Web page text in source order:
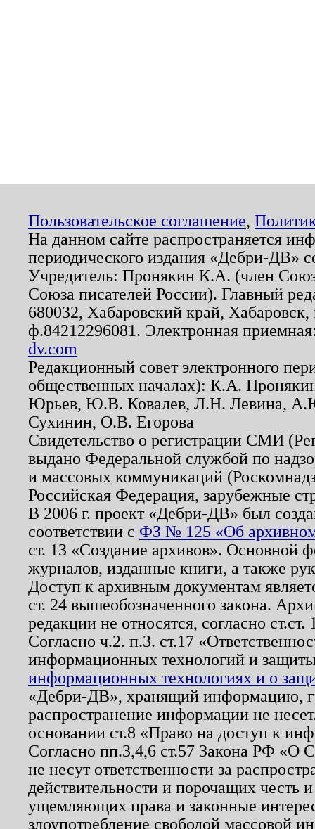
Пользовательское соглашение,
На данном сайте распространяется
периодического издания «Дебри-ДВ»
Учредитель: Пронякин К.А. (член
Союза писателей России). Главный
680032, Хабаровский край,
ф.84212296081. Электронная
dv.com
Редакционный совет электронного
общественных началах): К.А.
Юрьев, Ю.В. Ковалев, Л.Н. Левина,
Сухинин, О.В. Егорова
Свидетельство о регистрации СМИ
выдано Федеральной службой по
и массовых коммуникаций
Российская Федерация, зарубежные
В 2006 г. проект «Дебри-ДВ» был
соответствии с ФЗ № 125 «Об
ст. 13 «Создание архивов». Основной
журналов, изданные книги, а также
Доступ к архивным документам
ст. 24 вышеобозначенного закона.
редакции не относятся, согласно
Согласно ч.2. п.3. ст.17
информационных технологий и
информационных технологиях и о
«Дебри-ДВ», хранящий информацию,
распространение информации не
основании ст.8 «Право на доступ к
Согласно пп.3,4,6 ст.57 Закона РФ «О
не несут ответственности за
действительности и порочащих честь
ущемляющих права и законные
злоупотребление свободой массовой